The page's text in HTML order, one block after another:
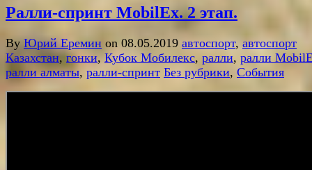
Ралли-спринт MobilEx. 2 этап.
By Юрий Еремин on 08.05.2019 автоспорт, автоспорт
Казахстан,гонки, Кубок Мобилекс, ралли, ралли
ралли алматы, ралли-спринт Без рубрики, События